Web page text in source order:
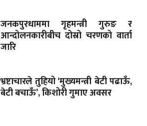
जनकपुरधाममा गृहमन्त्री गुरुङ र
आन्दोलनकारीबीच दोस्रो चरणको वार्ता
जारि
भ्रष्टाचारले तुहियो ‘मुख्यमन्त्री बेटी पढाऊँ,
बेटी बचाऊँ’, किशोरी गुमाए अवसर